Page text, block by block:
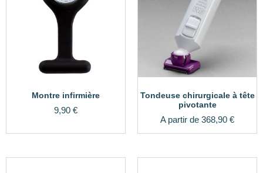
Montre infirmière
9,90 €
Tondeuse chirurgicale à tête
pivotante
A partir de 368,90 €